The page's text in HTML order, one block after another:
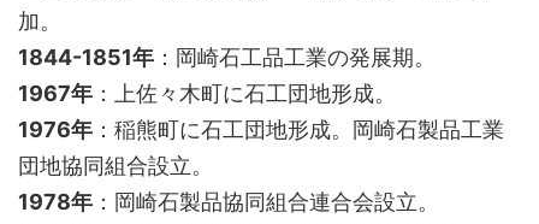
加。
1844-1851年 ：岡崎石工品工業の発展期。
1967年 ：上佐々木町に石工団地形成。
1976年 ：稲熊町に石工団地形成。岡崎石製品工業
団地協同組合設立。
1978年 ：岡崎石製品協同組合連合会設立。